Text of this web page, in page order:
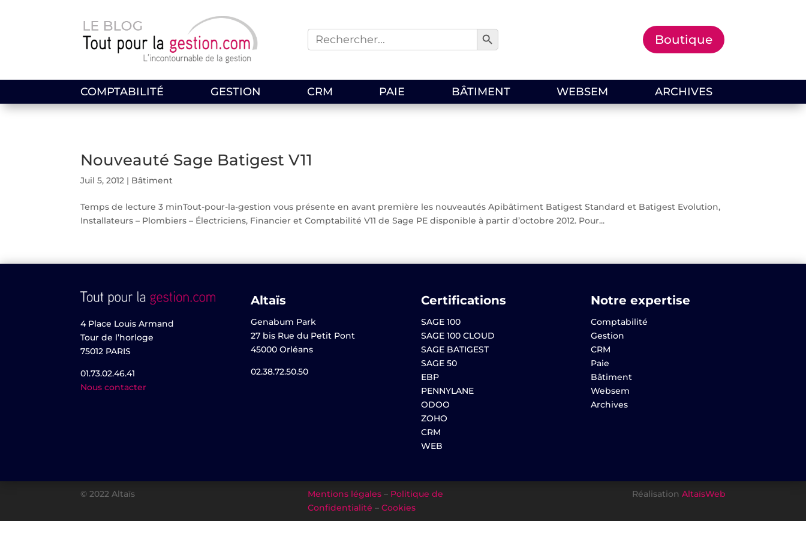
Search
for:
Search Button
Boutique
COMPTABILITÉ GESTION CRM PAIE BÂTIMENT WEBSEM ARCHIVES
Nouveauté Sage Batigest V11
Juil 5, 2012 | Bâtiment
Temps de lecture 3 minTout-pour-la-gestion vous présente en avant première les nouveautés Apibâtiment Batigest Standard et Batigest Evolution,
Installateurs – Plombiers – Électriciens, Financier et Comptabilité V11 de Sage PE disponible à partir d’octobre 2012. Pour...
4 Place Louis Armand
Tour de l’horloge
75012 PARIS
01.73.02.46.41
Nous contacter
Altaïs
Genabum Park
27 bis Rue du Petit Pont
45000 Orléans
02.38.72.50.50
Certifications
SAGE 100
SAGE 100 CLOUD
SAGE BATIGEST
SAGE 50
EBP
PENNYLANE
ODOO
ZOHO
CRM
WEB
Notre expertise
Comptabilité
Gestion
CRM
Paie
Bâtiment
Websem
Archives
© 2022 Altaïs Mentions légales– Politique de
Confidentialité – Cookies
Réalisation AltaïsWeb